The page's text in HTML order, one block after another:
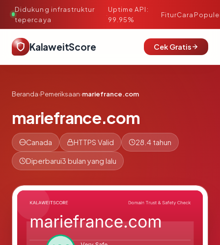
Didukung infrastruktur
tepercaya
·
Uptime API:
99.95%
FiturCara
KalaweitScore Cek Gratis
Beranda›Pemeriksaan›mariefrance.com
mariefrance.com
Canada HTTPS Valid 28.4 tahun
Diperbarui3 bulan yang lalu